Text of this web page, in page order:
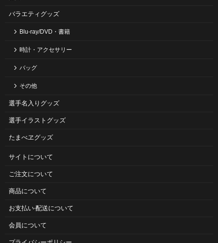
バラエティグッズ
Blu-ray/DVD・書籍
時計・アクセサリー
バッグ
その他
選手名入りグッズ
選手イラストグッズ
たまべヱグッズ
サイトについて
ご注⽂について
商品について
お⽀払い‧配送について
会員について